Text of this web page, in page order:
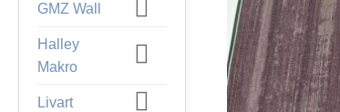
GMZ Wall
Halley
Makro
Livart